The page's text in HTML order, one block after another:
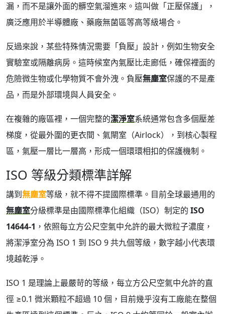
漏，而不是讓外面的髒空氣溜進來。這叫做「正壓保護」，
廣泛應用於半導體廠、藥廠無菌區等高等級場合。
反過來說，某些特殊情況需要「負壓」設計，例如生物安全
實驗室或隔離病房。這時候室內氣壓比走廊低，確保裡面的
危險微生物或化學物質不會外洩。負壓無塵室保護的不是產
品，而是外部環境與人員安全。
在複雜的廠區裡，一個完整的潔淨室系統通常包含多個壓差
梯度，從最外圍的更衣間、氣閘室（Airlock），到核心製程
區，氣壓一層比一層高，形成一個環環相扣的保護機制。
ISO 等級分類標準詳解
講到無塵室等級，就不得不提國際標準。目前全球最通用的
無塵室分級標準是由國際標準化組織（ISO）制定的 ISO
14644-1 ，依照每立方公尺空氣中允許的最大微粒子濃度，
將潔淨室分為 ISO 1 到 ISO 9 共九個等級，數字越小代表環
境越乾淨。
ISO 1 是理論上最嚴苛的等級，每立方公尺空氣中允許的直
徑 ≥0.1 微米顆粒不超過 10 個，目前幾乎沒有工廠能在整個